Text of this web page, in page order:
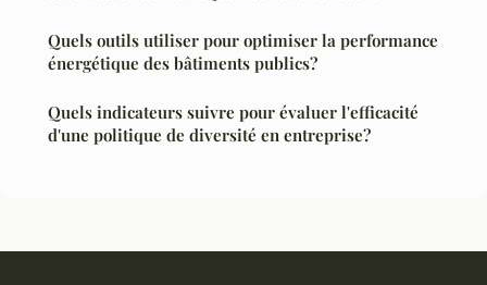
Quels outils utiliser pour optimiser la performance
énergétique des bâtiments publics?
Quels indicateurs suivre pour évaluer l'efficacité
d'une politique de diversité en entreprise?